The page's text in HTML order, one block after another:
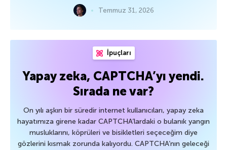
Temmuz 31, 2026
İpuçları
Yapay zeka, CAPTCHA’yı yendi.
Sırada ne var?
On yılı aşkın bir süredir internet kullanıcıları, yapay zeka
hayatımıza girene kadar CAPTCHA’lardaki o bulanık yangın
musluklarını, köprüleri ve bisikletleri seçeceğim diye
gözlerini kısmak zorunda kalıyordu. CAPTCHA’nın geleceği